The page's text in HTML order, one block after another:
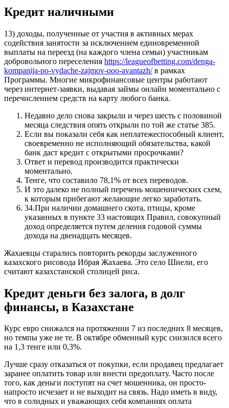
Кредит наличными
13) доходы, полученные от участия в активных мерах
содействия занятости за исключением единовременной
выплаты на переезд (на каждого члена семьи) участникам
добровольного переселения https://leagueofbetting.com/denga-
kompanija-po-vydache-zajmov-ooo-avantazh/в рамках
Программы. Многие микрофинансовые центры работают
через интернет-заявки, выдавая займы онлайн моментально с
перечислением средств на карту любого банка.
Недавно дело снова закрыли и через шесть с половиной
месяца следствия опять открыли по той же статье 385.
Если вы показали себя как неплатежеспособный клиент,
своевременно не исполняющий обязательства, какой
банк даст кредит с открытыми просрочками?
Ответ и перевод производится практически
моментально.
Тенге, что составило 78,1% от всех переводов.
И это далеко не полный перечень мошеннических схем,
к которым прибегают желающие легко заработать.
34.При наличии домашнего скота, птицы, кроме
указанных в пункте 33 настоящих Правил, совокупный
доход определяется путем деления годовой суммы
дохода на двенадцать месяцев.
Жахаевцы старались повторить рекорды заслуженного
казахского рисовода Ибрая Жахаева. Это село Шиели, его
считают казахстанской столицей риса.
Кредит деньги без залога, в долг
финансы, в Казахстане
Курс евро снижался на протяжении 7 из последних 8 месяцев,
но темпы уже не те. В октябре обменный курс снизился всего
на 1,3 тенге или 0,3%.
Лучше сразу отказаться от покупки, если продавец предлагает
заранее оплатить товар или внести предоплату. Часто после
того, как деньги поступят на счет мошенника, он просто-
напросто исчезает и не выходит на связь. Надо иметь в виду,
что в солидных и уважающих себя компаниях оплата